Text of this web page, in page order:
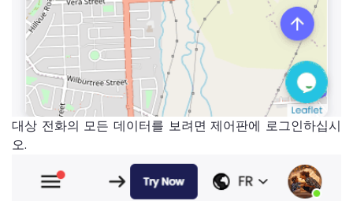
대상 전화의 모든 데이터를 보려면 제어판에 로그인하십시
오.